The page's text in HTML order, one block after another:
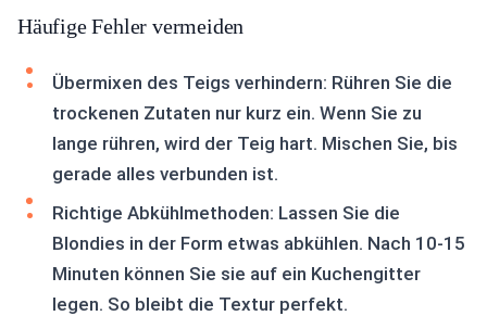
Häufige Fehler vermeiden
Übermixen des Teigs verhindern: Rühren Sie die
trockenen Zutaten nur kurz ein. Wenn Sie zu
lange rühren, wird der Teig hart. Mischen Sie, bis
gerade alles verbunden ist.
Richtige Abkühlmethoden: Lassen Sie die
Blondies in der Form etwas abkühlen. Nach 10-15
Minuten können Sie sie auf ein Kuchengitter
legen. So bleibt die Textur perfekt.